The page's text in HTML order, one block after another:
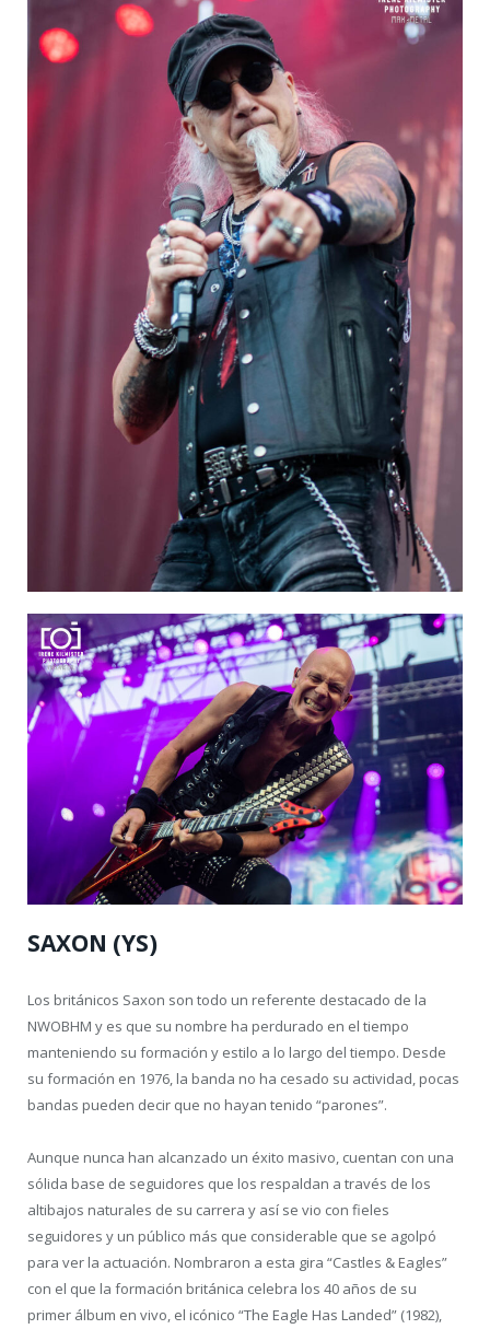
SAXON (YS)
Los británicos Saxon son todo un referente destacado de la
NWOBHM y es que su nombre ha perdurado en el tiempo
manteniendo su formación y estilo a lo largo del tiempo. Desde
su formación en 1976, la banda no ha cesado su actividad, pocas
bandas pueden decir que no hayan tenido “parones”.
Aunque nunca han alcanzado un éxito masivo, cuentan con una
sólida base de seguidores que los respaldan a través de los
altibajos naturales de su carrera y así se vio con fieles
seguidores y un público más que considerable que se agolpó
para ver la actuación. Nombraron a esta gira “Castles & Eagles”
con el que la formación británica celebra los 40 años de su
primer álbum en vivo, el icónico “The Eagle Has Landed” (1982),